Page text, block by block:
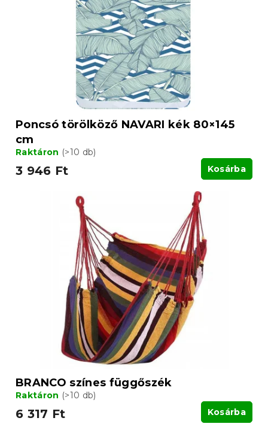
Poncsó törölköző NAVARI kék 80×145
cm
Raktáron (>10 db)
3 946 Ft Kosárba
BRANCO színes függőszék
Raktáron (>10 db)
6 317 Ft Kosárba